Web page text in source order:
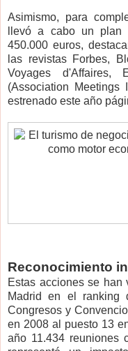
Asimismo, para
llevó a cabo un
450.000 euros,
las revistas Forbes,
Voyages d'Affaires,
(Association Meetings
estrenado este año
Reconocimiento
Estas acciones se han
Madrid en el ranking
Congresos y
en 2008 al puesto 13
año 11.434 reuniones